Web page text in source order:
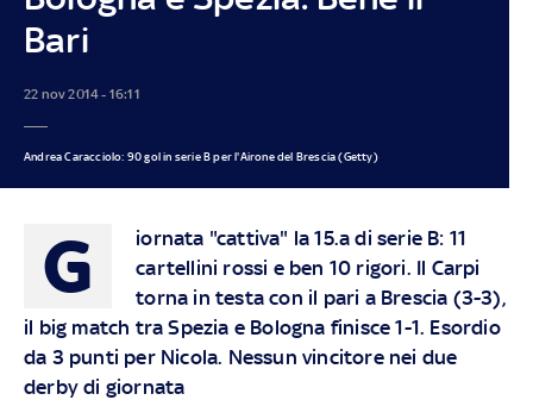
Bari
22 nov 2014 - 16:11
Andrea Caracciolo: 90 gol in serie B per l'Airone del Brescia (Getty)
G
iornata "cattiva" la 15.a di serie B: 11
cartellini rossi e ben 10 rigori. Il Carpi
torna in testa con il pari a Brescia (3-3),
il big match tra Spezia e Bologna finisce 1-1. Esordio
da 3 punti per Nicola. Nessun vincitore nei due
derby di giornata